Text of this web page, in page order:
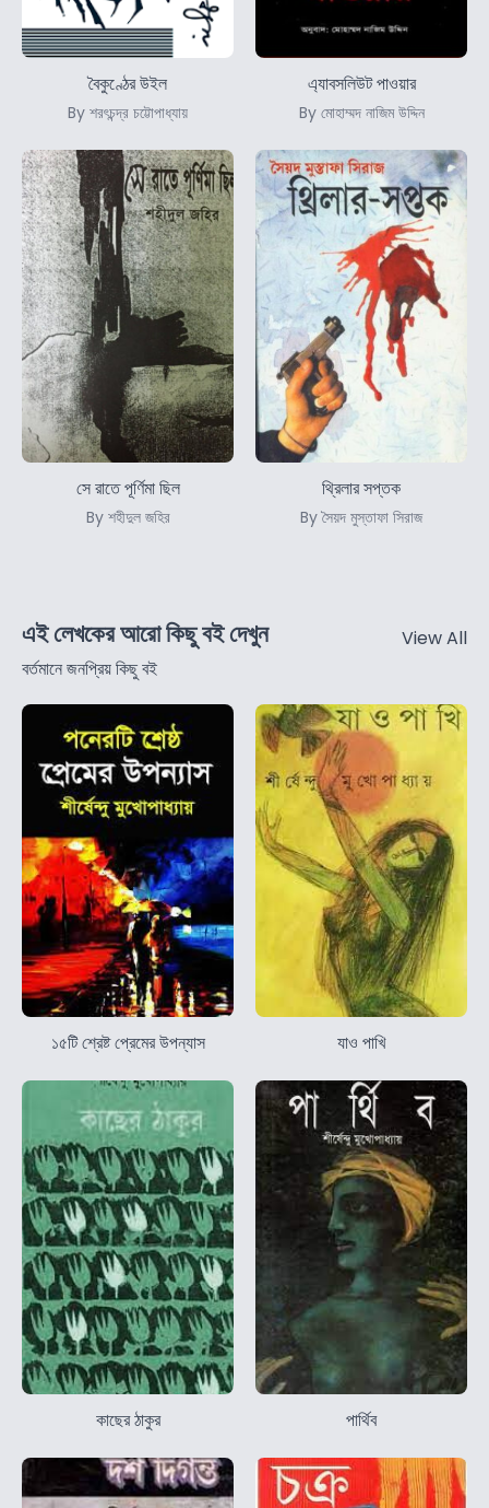
বৈকুণ্ঠের উইল
By শরৎচন্দ্র চট্টোপাধ্যায়
এ্যাবসলিউট পাওয়ার
By মোহাম্মদ নাজিম উদ্দিন
সে রাতে পূর্ণিমা ছিল
By শহীদুল জহির
থ্রিলার সপ্তক
By সৈয়দ মুস্তাফা সিরাজ
এই লেখকের আরো কিছু বই দেখুন
বর্তমানে জনপ্রিয় কিছু বই
View All
১৫টি শ্রেষ্ট প্রেমের উপন্যাস যাও পাখি
কাছের ঠাকুর পার্থিব